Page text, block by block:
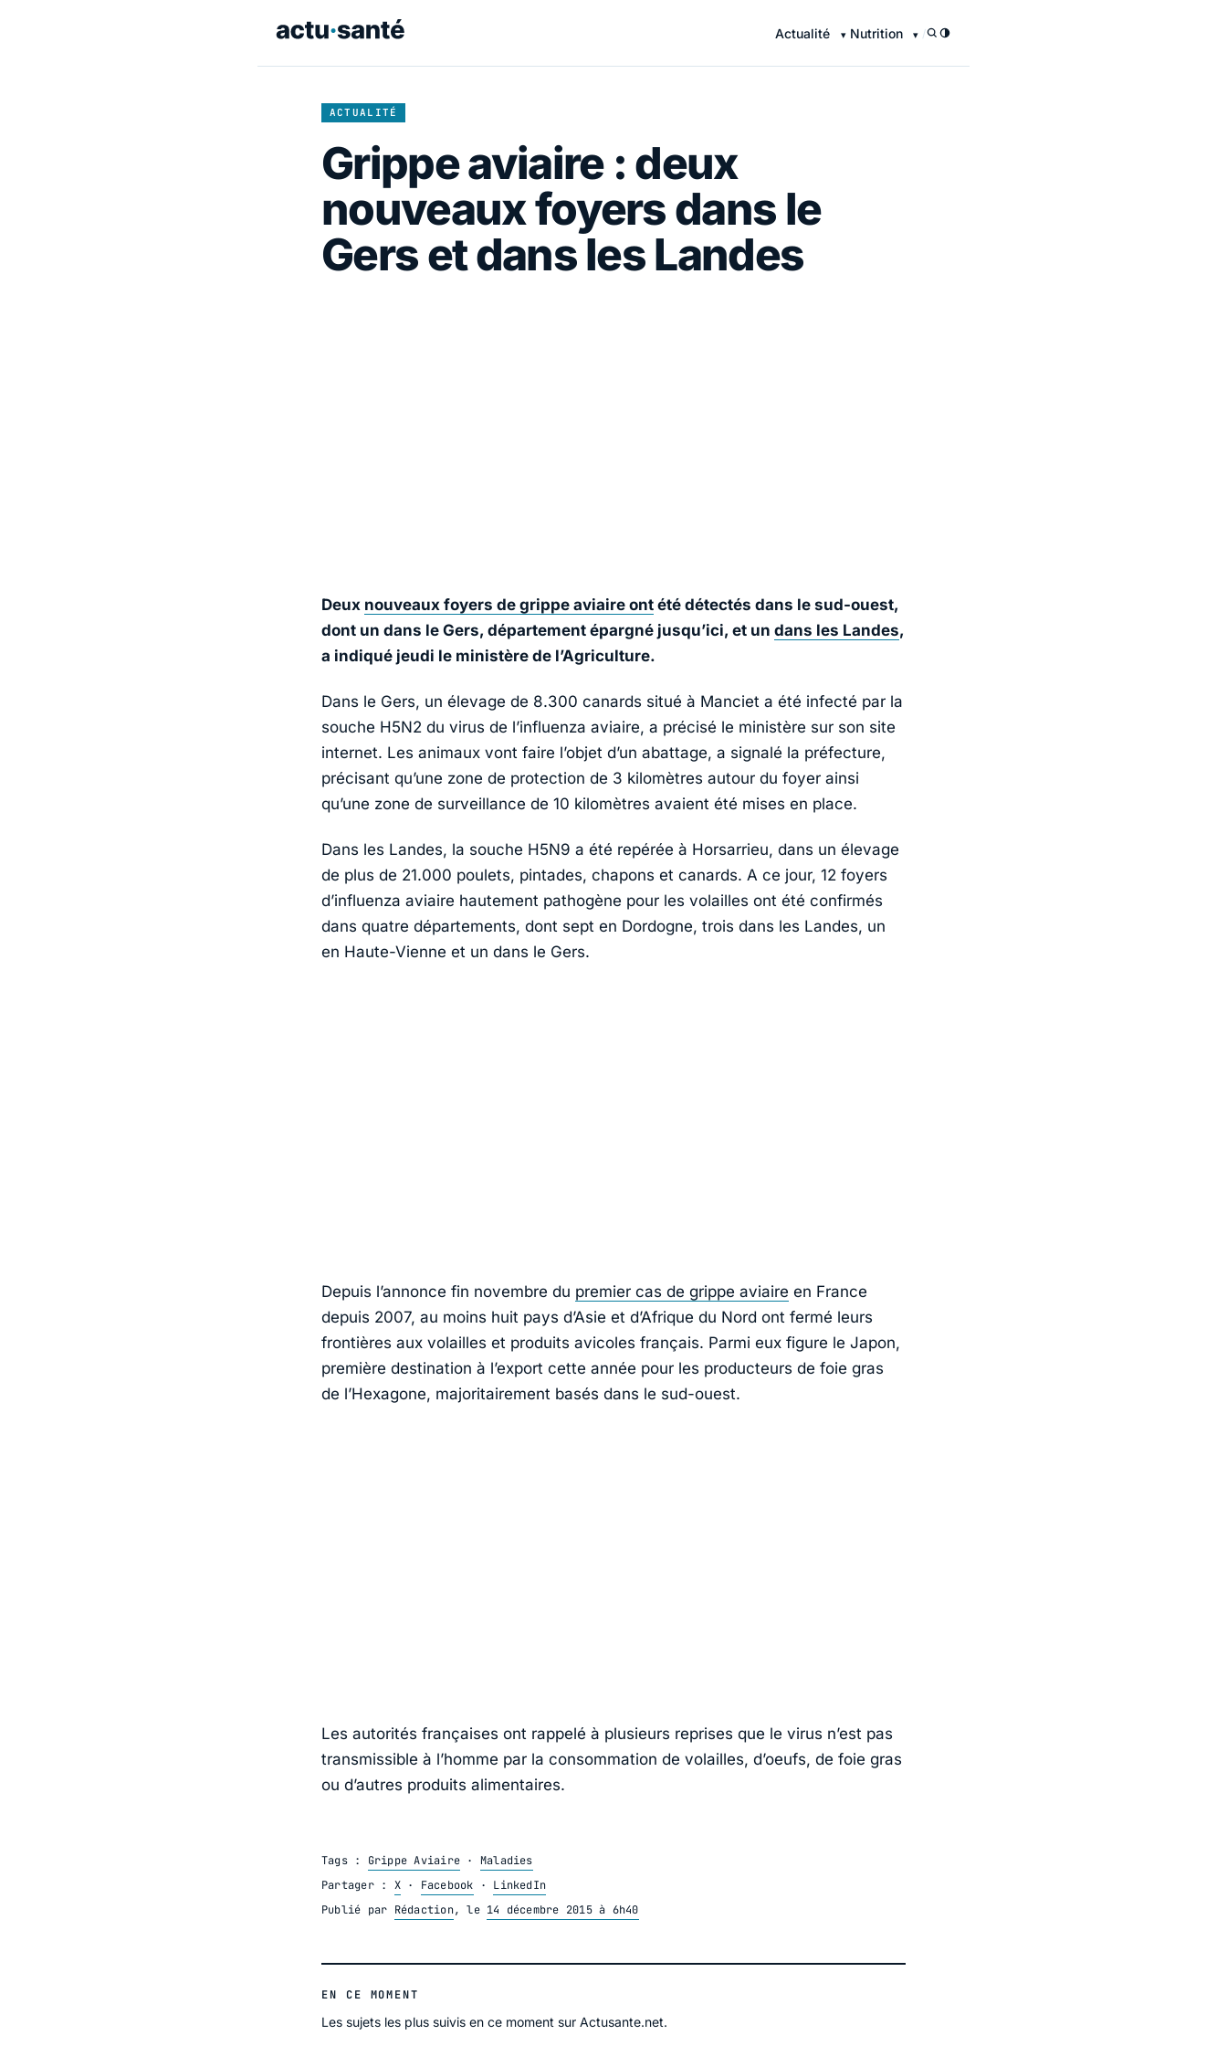
Actualité Nutrition /
ACTUALITÉ
Grippe aviaire : deux
nouveaux foyers dans le
Gers et dans les Landes
Deux nouveaux foyers de grippe aviaire ont été détectés dans le sud-ouest,
dont un dans le Gers, département épargné jusqu’ici, et un dans les Landes,
a indiqué jeudi le ministère de l’Agriculture.
Dans le Gers, un élevage de 8.300 canards situé à Manciet a été infecté par la
souche H5N2 du virus de l’influenza aviaire, a précisé le ministère sur son site
internet. Les animaux vont faire l’objet d’un abattage, a signalé la préfecture,
précisant qu’une zone de protection de 3 kilomètres autour du foyer ainsi
qu’une zone de surveillance de 10 kilomètres avaient été mises en place.
Dans les Landes, la souche H5N9 a été repérée à Horsarrieu, dans un élevage
de plus de 21.000 poulets, pintades, chapons et canards. A ce jour, 12 foyers
d’influenza aviaire hautement pathogène pour les volailles ont été confirmés
dans quatre départements, dont sept en Dordogne, trois dans les Landes, un
en Haute-Vienne et un dans le Gers.
Depuis l’annonce fin novembre du premier cas de grippe aviaire en France
depuis 2007, au moins huit pays d’Asie et d’Afrique du Nord ont fermé leurs
frontières aux volailles et produits avicoles français. Parmi eux figure le Japon,
première destination à l’export cette année pour les producteurs de foie gras
de l’Hexagone, majoritairement basés dans le sud-ouest.
Les autorités françaises ont rappelé à plusieurs reprises que le virus n’est pas
transmissible à l’homme par la consommation de volailles, d’oeufs, de foie gras
ou d’autres produits alimentaires.
Tags : Grippe Aviaire · Maladies
Partager : X· Facebook · LinkedIn
Publié par Rédaction, le 14 décembre 2015 à 6h40
EN CE MOMENT
Les sujets les plus suivis en ce moment sur Actusante.net.